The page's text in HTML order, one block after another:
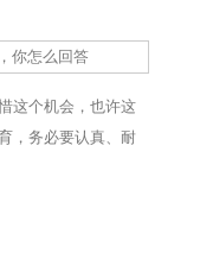
这个机会，也许这
，务必要认真、耐